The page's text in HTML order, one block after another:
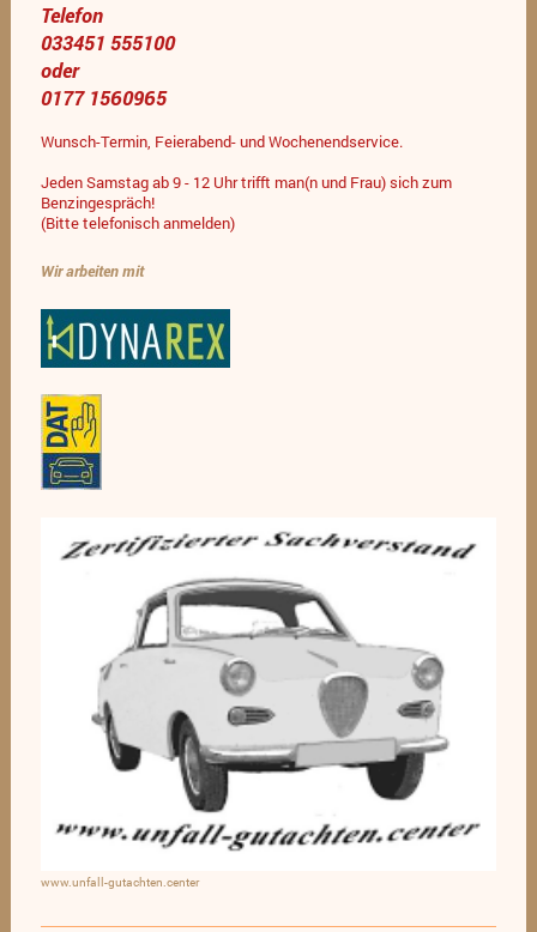
Telefon
033451 555100
oder
0177 1560965
Wunsch-Termin, Feierabend- und Wochenendservice.
Jeden Samstag ab 9 - 12 Uhr trifft man(n und Frau) sich zum
Benzingespräch!
(Bitte telefonisch anmelden)
Wir arbeiten mit
www.unfall-gutachten.center